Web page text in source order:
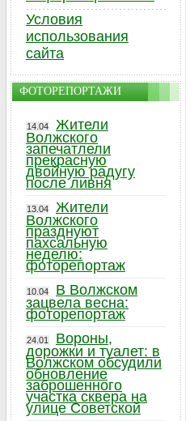
Условия
использования
сайта
ФОТОРЕПОРТАЖИ
14.04
Жители
Волжского
запечатлели
прекрасную
двойную радугу
после ливня
13.04
Жители
Волжского
празднуют
пахсальную
неделю:
фоторепортаж
10.04
В Волжском
зацвела весна:
фоторепортаж
24.01
Вороны,
дорожки и туалет: в
Волжском обсудили
обновление
заброшенного
участка сквера на
улице Советской